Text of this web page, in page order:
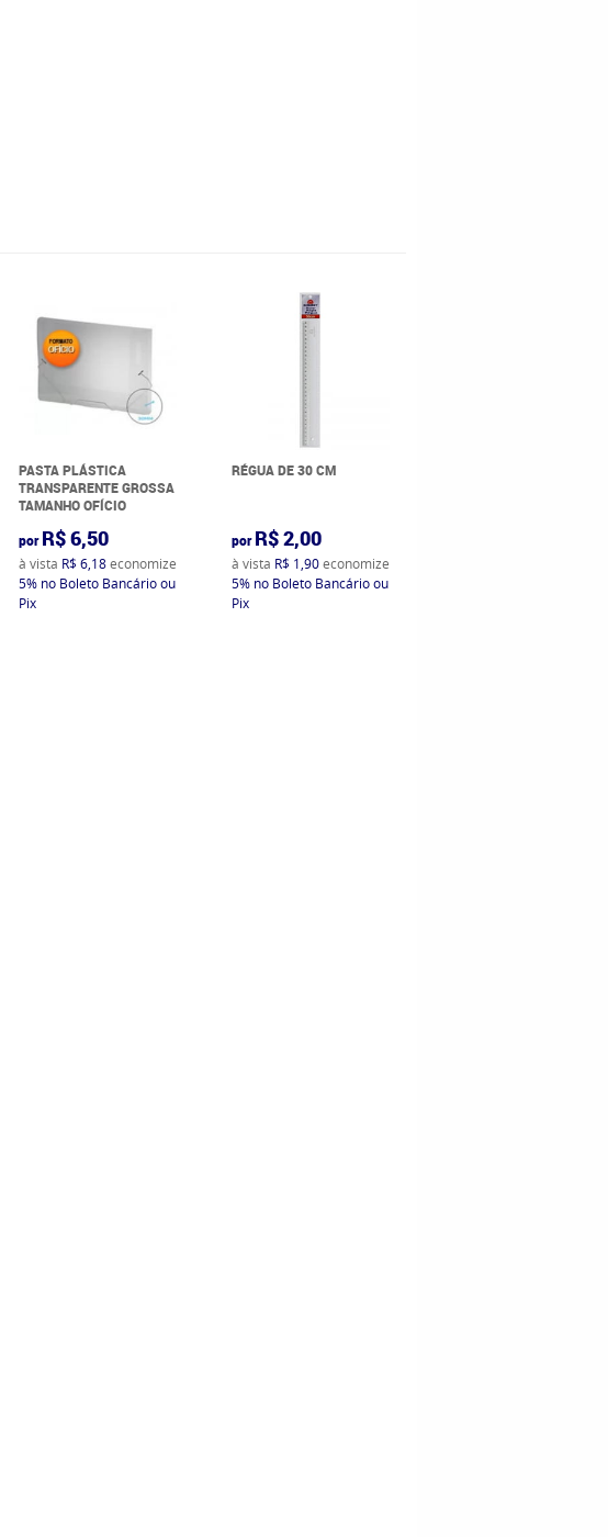
PASTA PLÁSTICA
TRANSPARENTE GROSSA
TAMANHO OFÍCIO
por R$ 6,50
à vista R$ 6,18economize
5% no Boleto Bancário ou
Pix
RÉGUA DE 30 CM
por R$ 2,00
à vista R$ 1,90economize
5% no Boleto Bancário ou
Pix